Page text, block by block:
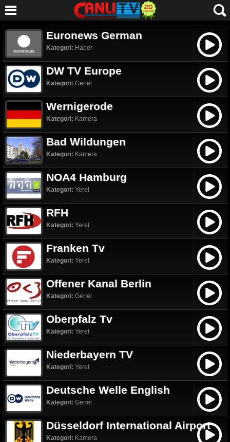
Euronews German
Kategori: Haber
DW TV Europe
Kategori: Genel
Wernigerode
Kategori: Kamera
Bad Wildungen
Kategori: Kamera
NOA4 Hamburg
Kategori: Yerel
RFH
Kategori: Yerel
Franken Tv
Kategori: Yerel
Offener Kanal Berlin
Kategori: Genel
Oberpfalz Tv
Kategori: Yerel
Niederbayern TV
Kategori: Yerel
Deutsche Welle English
Kategori: Genel
Düsseldorf International Airport
Kategori: Kamera